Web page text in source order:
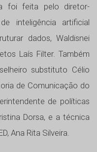
foi feita pelo diretor-
inteligência artificial
dados, Waldisnei
Laís Filter. Também
substituto Célio
de Comunicação do
de políticas
Dorsa, e a técnica
Ana Rita Silveira.